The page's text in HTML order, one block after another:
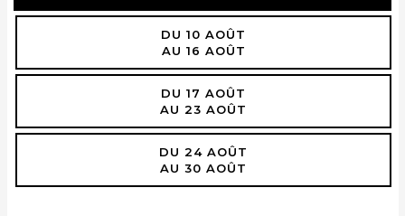
DU 10 AOÛT
AU 16 AOÛT
DU 17 AOÛT
AU 23 AOÛT
DU 24 AOÛT
AU 30 AOÛT